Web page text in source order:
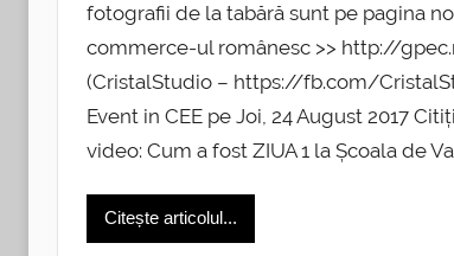
fotografii de la tabără sunt pe pagina
commerce-ul românesc >> http://
(CristalStudio – https://fb.com/
Event in CEE pe Joi, 24 August 2017
video: Cum a fost ZIUA 1 la Școala de
Citește articolul...